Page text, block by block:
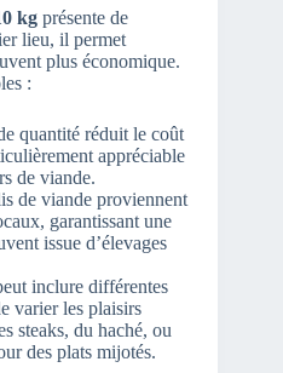
kg présente de
lieu, il permet
plus économique.
:
quantité réduit le coût
appréciable
de viande.
de viande proviennent
garantissant une
issue d’élevages
inclure différentes
varier les plaisirs
steaks, du haché, ou
des plats mijotés.